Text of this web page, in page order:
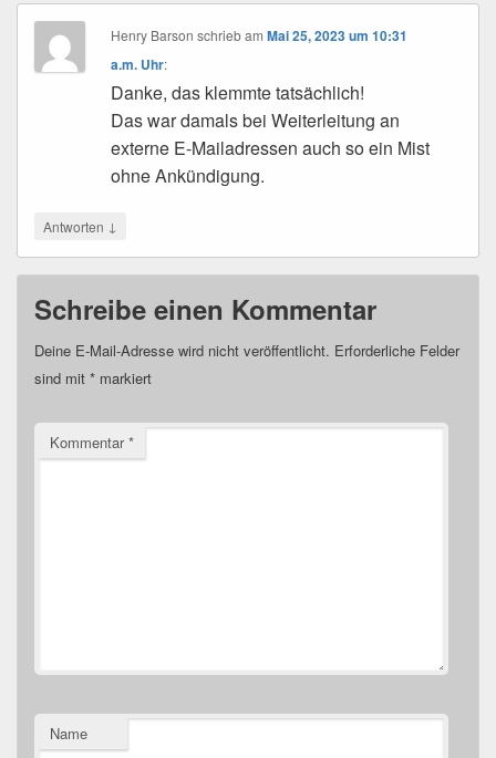
Henry Barson schriebamMai 25, 2023 um 10:31
a.m. Uhr:
Danke, das klemmte tatsächlich!
Das war damals bei Weiterleitung an
externe E-Mailadressen auch so ein Mist
ohne Ankündigung.
Antworten ↓
Schreibe einen Kommentar
Deine E-Mail-Adresse wird nicht veröffentlicht. Erforderliche Felder
sind mit * markiert
Kommentar*
Name